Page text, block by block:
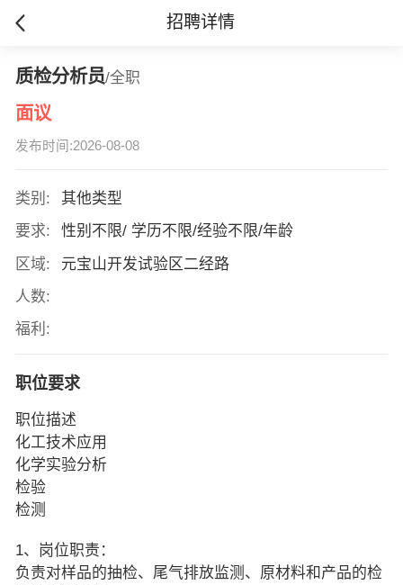
招聘详情
质检分析员/全职
面议
发布时间:2026-08-08
类别:
其他类型
要求:
性别不限/ 学历不限/经验不限/年龄
区域:
元宝山开发试验区二经路
人数:
福利:
职位要求
职位描述
化工技术应用
化学实验分析
检验
检测
1、岗位职责：
负责对样品的抽检、尾气排放监测、原材料和产品的检